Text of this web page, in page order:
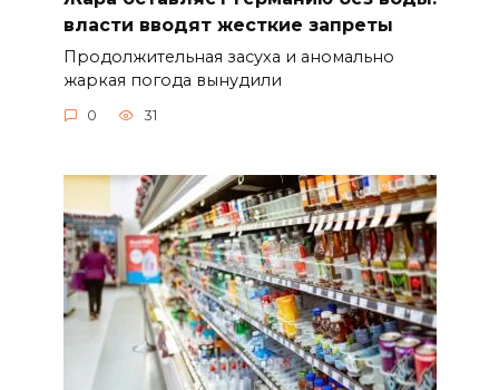
власти вводят жесткие запреты
Продолжительная засуха и аномально
жаркая погода вынудили
0 31